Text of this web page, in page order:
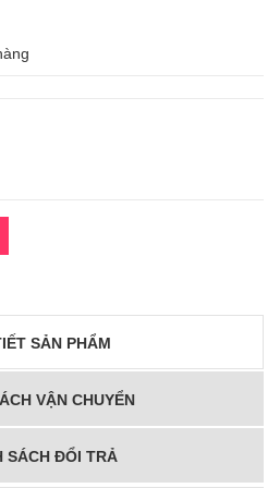
SẢN PHẨM
VẬN CHUYỂN
SÁCH ĐỔI TRẢ